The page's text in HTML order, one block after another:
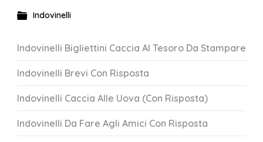
Indovinelli
Indovinelli Bigliettini Caccia Al Tesoro Da Stampare
Indovinelli Brevi Con Risposta
Indovinelli Caccia Alle Uova (Con Risposta)
Indovinelli Da Fare Agli Amici Con Risposta